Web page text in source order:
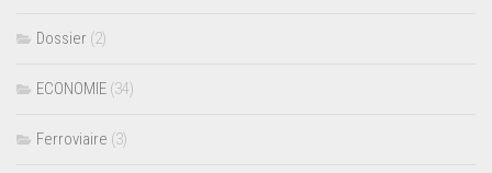
Dossier (2)
ECONOMIE (34)
Ferroviaire (3)